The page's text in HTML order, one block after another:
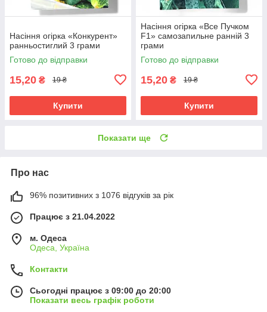
Насіння огірка «Конкурент»
ранньостиглий 3 грами
Готово до відправки
15,20 ₴ 19 ₴
Купити
Насіння огірка «Все Пучком
F1» самозапильне ранній 3
грами
Готово до відправки
15,20 ₴ 19 ₴
Купити
Показати ще
Про нас
96% позитивних з 1076 відгуків за рік
Працює з 21.04.2022
м. Одеса
Одеса, Україна
Контакти
Сьогодні працює з 09:00 до 20:00
Показати весь графік роботи